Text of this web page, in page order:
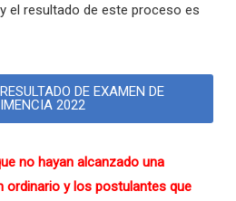
el resultado de este proceso es
DE EXAMEN DE
2022
no hayan alcanzado una
ordinario y los postulantes que